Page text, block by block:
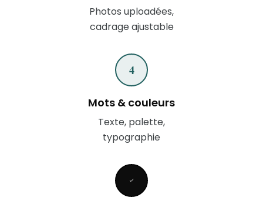
Photos uploadées,
cadrage ajustable
4
Mots & couleurs
Texte, palette,
typographie